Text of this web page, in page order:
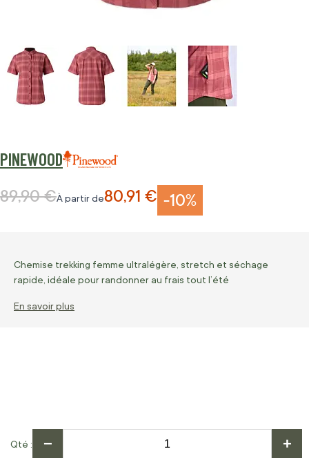
PINEWOOD
-10%
À partir de80,91 €
Prix normal
89,90 €
Chemise trekking femme ultralégère, stretch et séchage
rapide, idéale pour randonner au frais tout l’été
En savoir plus
Qté − +